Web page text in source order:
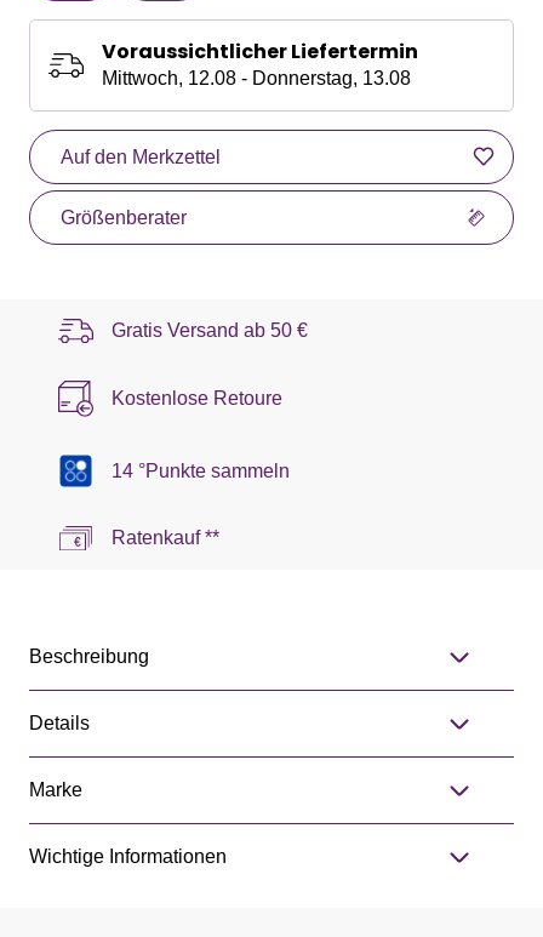
Voraussichtlicher Liefertermin
Mittwoch, 12.08 - Donnerstag, 13.08
Auf den Merkzettel
Größenberater
Gratis Versand ab 50 €
Kostenlose Retoure
14 °Punkte sammeln
Ratenkauf **
Beschreibung
Details
Marke
Wichtige Informationen